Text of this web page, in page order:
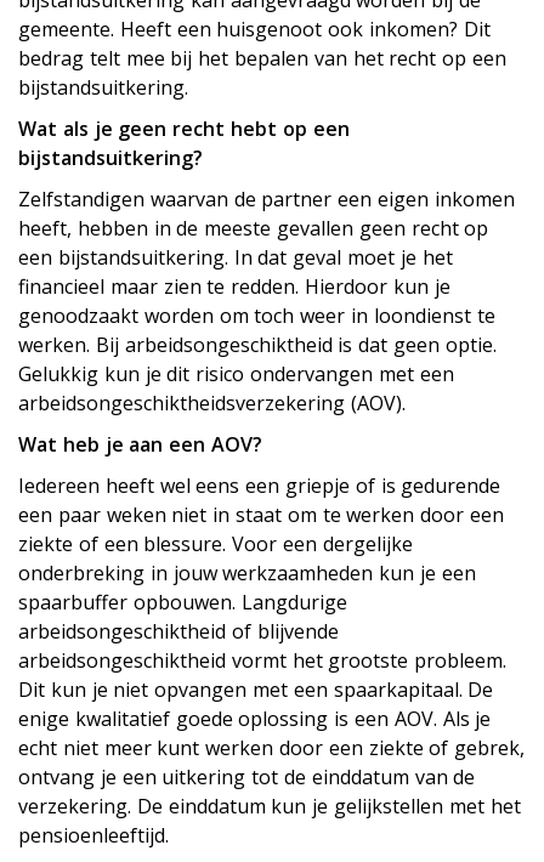
gemeente. Heeft een huisgenoot ook inkomen? Dit
bedrag telt mee bij het bepalen van het recht op een
bijstandsuitkering.
Wat als je geen recht hebt op een
bijstandsuitkering?
Zelfstandigen waarvan de partner een eigen inkomen
heeft, hebben in de meeste gevallen geen recht op
een bijstandsuitkering. In dat geval moet je het
financieel maar zien te redden. Hierdoor kun je
genoodzaakt worden om toch weer in loondienst te
werken. Bij arbeidsongeschiktheid is dat geen optie.
Gelukkig kun je dit risico ondervangen met een
arbeidsongeschiktheidsverzekering (AOV).
Wat heb je aan een AOV?
Iedereen heeft wel eens een griepje of is gedurende
een paar weken niet in staat om te werken door een
ziekte of een blessure. Voor een dergelijke
onderbreking in jouw werkzaamheden kun je een
spaarbuffer opbouwen. Langdurige
arbeidsongeschiktheid of blijvende
arbeidsongeschiktheid vormt het grootste probleem.
Dit kun je niet opvangen met een spaarkapitaal. De
enige kwalitatief goede oplossing is een AOV. Als je
echt niet meer kunt werken door een ziekte of gebrek,
ontvang je een uitkering tot de einddatum van de
verzekering. De einddatum kun je gelijkstellen met het
pensioenleeftijd.